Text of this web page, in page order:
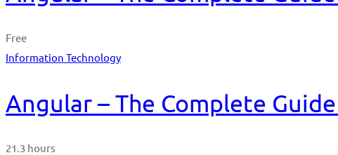
Free
Information Technology
Angular – The Complete
21.3 hours